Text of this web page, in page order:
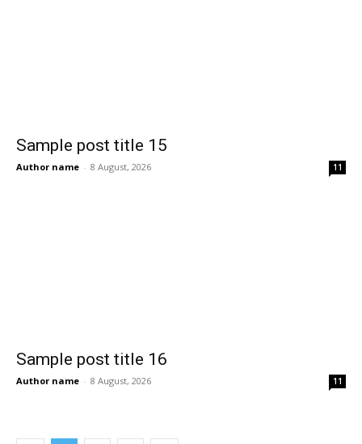
Sample post title 15
Author name - 8 August, 2026 11
Sample post title 16
Author name - 8 August, 2026 11